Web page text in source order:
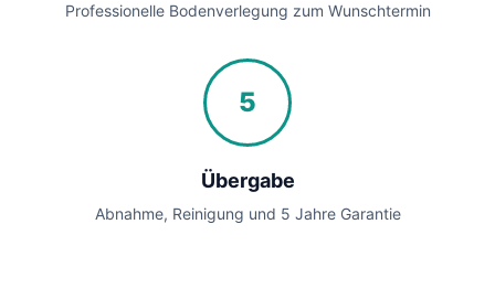
Professionelle Bodenverlegung zum Wunschtermin
5
Übergabe
Abnahme, Reinigung und 5 Jahre Garantie